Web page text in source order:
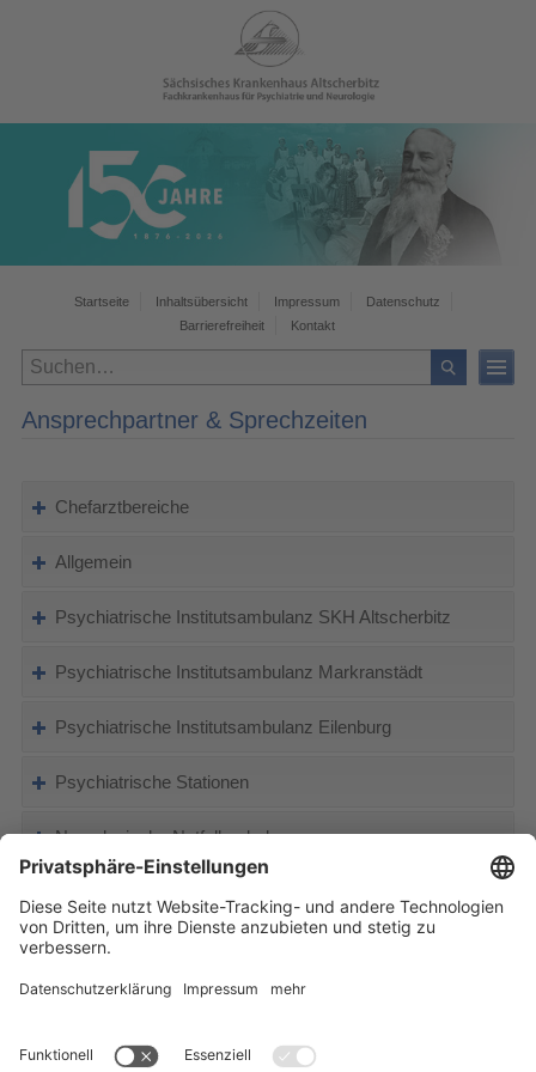
Startseite Inhaltsübersicht Impressum
Datenschutz
Barrierefreiheit
Kontakt
Ansprechpartner & Sprechzeiten
Chefarztbereiche
Allgemein
Psychiatrische Institutsambulanz SKH Altscherbitz
Psychiatrische Institutsambulanz Markranstädt
Psychiatrische Institutsambulanz Eilenburg
Psychiatrische Stationen
Neurologische Notfallambulanz
Medizinisches Versorgungszentrum Funkenburgstraße -